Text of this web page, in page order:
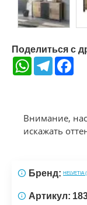
Поделиться с
WhatsAppTelegram
Внимание,
искажать
Бренд: HELVETIA
Артикул: